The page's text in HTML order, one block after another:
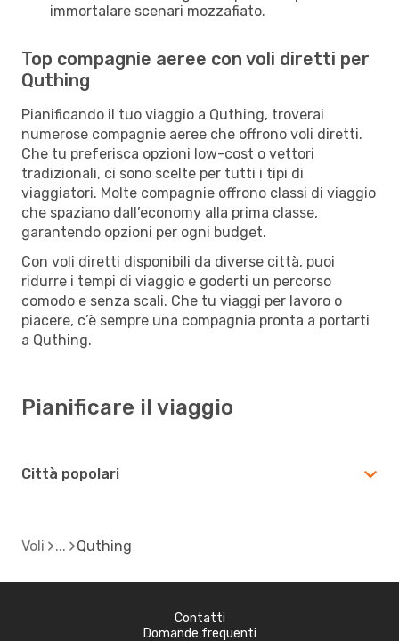
immortalare scenari mozzafiato.
Top compagnie aeree con voli diretti per
Quthing
Pianificando il tuo viaggio a Quthing, troverai
numerose compagnie aeree che offrono voli diretti.
Che tu preferisca opzioni low-cost o vettori
tradizionali, ci sono scelte per tutti i tipi di
viaggiatori. Molte compagnie offrono classi di viaggio
che spaziano dall’economy alla prima classe,
garantendo opzioni per ogni budget.
Con voli diretti disponibili da diverse città, puoi
ridurre i tempi di viaggio e goderti un percorso
comodo e senza scali. Che tu viaggi per lavoro o
piacere, c’è sempre una compagnia pronta a portarti
a Quthing.
Pianificare il viaggio
Città popolari
Voli Quthing
Contatti
Domande frequenti